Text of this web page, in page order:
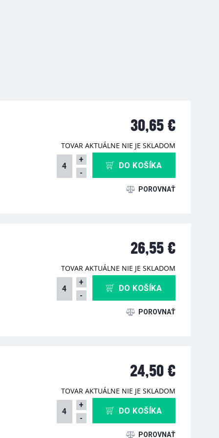
30,65 €
TOVAR AKTUÁLNE NIE JE SKLADOM
+
-
DO KOŠÍKA
26,55 €
TOVAR AKTUÁLNE NIE JE SKLADOM
+
-
DO KOŠÍKA
24,50 €
TOVAR AKTUÁLNE NIE JE SKLADOM
+
-
DO KOŠÍKA